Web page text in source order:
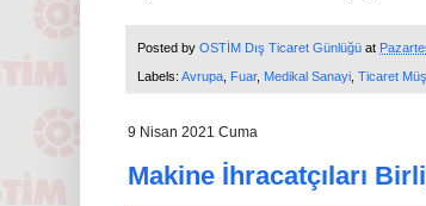
Posted by OSTİM Dış Ticaret Günlüğü at
Labels: Avrupa Fuar, Medikal Sanayi Ticaret
9 Nisan 2021 Cuma
Makine İhracatçıları